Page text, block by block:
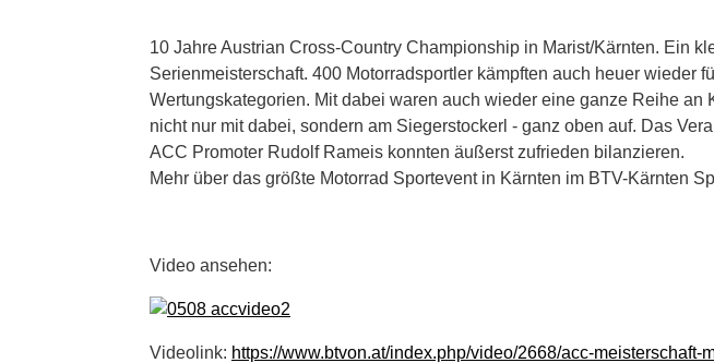
10 Jahre Austrian Cross-Country Championship in Marist/Kärnten. Ein
Serienmeisterschaft. 400 Motorradsportler kämpften auch heuer wieder
Wertungskategorien. Mit dabei waren auch wieder eine ganze Reihe an
nicht nur mit dabei, sondern am Siegerstockerl - ganz oben auf. Das
ACC Promoter Rudolf Rameis konnten äußerst zufrieden bilanzieren.
Mehr über das größte Motorrad Sportevent in Kärnten im BTV-Kärnten
Video ansehen:
Videolink: https://www.btvon.at/index.php/video/2668/acc-meisterschaft-